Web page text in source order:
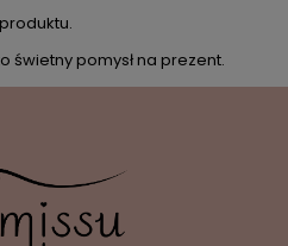
pomysł na prezent.